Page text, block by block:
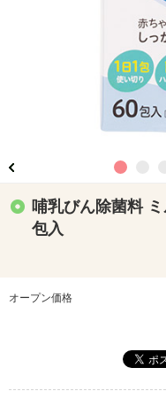
哺乳びん除菌料
包入
オープン価格